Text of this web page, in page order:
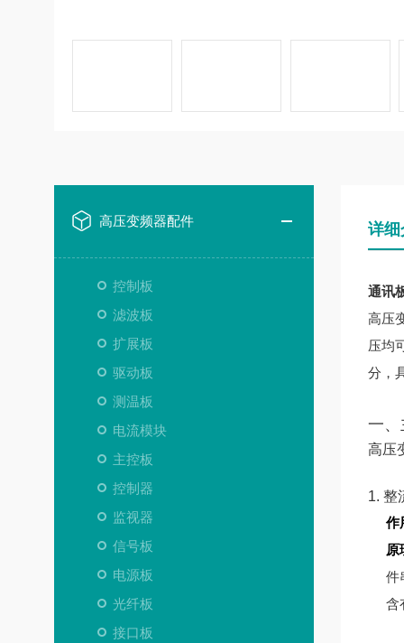
高压变频器配件
控制板
滤波板
扩展板
驱动板
测温板
电流模块
主控板
控制器
监视器
信号板
电源板
光纤板
接口板
详细
通讯
高压
压均
分，
一、
高压
1. 整
作
原
件
含